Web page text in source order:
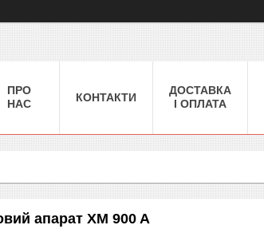
ПРО
НАС
КОНТАКТИ
ДОСТАВКА
І ОПЛАТА
апарат XM 900 A